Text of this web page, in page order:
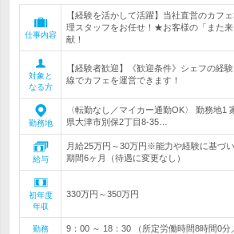
仕事内容
【経験を活かして活躍】当社直営のカフ
理スタッフをお任せ！★お客様の「また
献！
対象と
なる方
【経験者歓迎】《歓迎条件》シェフの経
線でカフェを運営できます！
勤務地
〈転勤なし／マイカー通勤OK〉 勤務地1
県大津市別保2丁目8-35…
給与
月給25万円～30万円※能力や経験に基づ
期間6ヶ月（待遇に変更なし）
初年度
年収
330万円～350万円
勤務
9：00 ～ 18：30 （所定労働時間8時間0